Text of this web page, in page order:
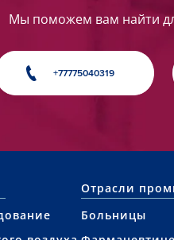
Мы поможем вам найти
+77775040319
Отрасли
Больницы